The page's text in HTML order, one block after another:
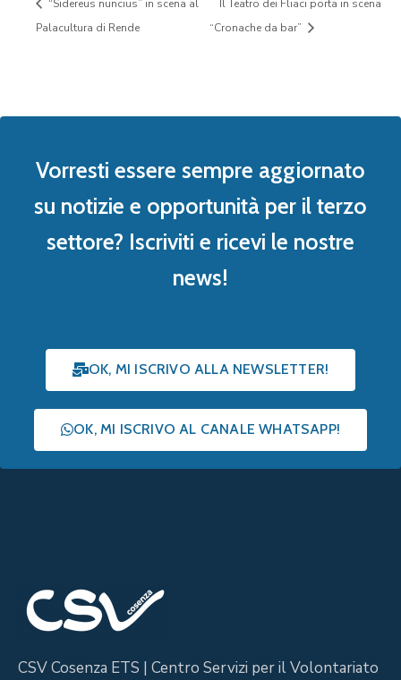
“Sidereus nuncius” in scena al
Palacultura di Rende
Il Teatro dei Fliaci porta in scena
“Cronache da bar”
Vorresti essere sempre aggiornato
su notizie e opportunità per il terzo
settore? Iscriviti e ricevi le nostre
news!
OK, MI ISCRIVO ALLA NEWSLETTER!
OK, MI ISCRIVO AL CANALE WHATSAPP!
CSV Cosenza ETS | Centro Servizi per il Volontariato